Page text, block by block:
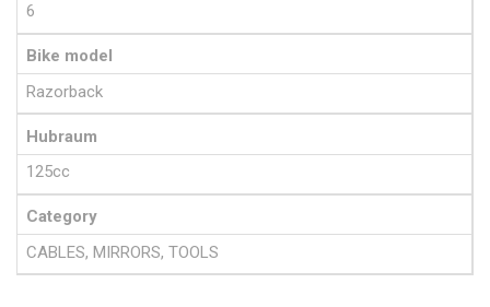
6
Bike model
Razorback
Hubraum
125cc
Category
CABLES, MIRRORS, TOOLS